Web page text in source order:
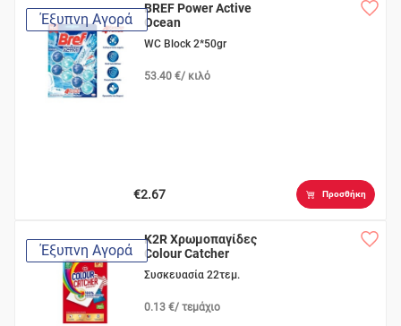
Έξυπνη Αγορά
BREF Power Active
Ocean
WC Block 2*50gr
53.40 €/ κιλό
€2.67 Προσθήκη
Έξυπνη Αγορά
K2R Χρωμοπαγίδες
Colour Catcher
Συσκευασία 22τεμ.
0.13 €/ τεμάχιο